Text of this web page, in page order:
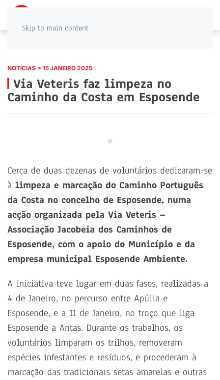
Skip to main content
NOTÍCIAS > 15 JANEIRO 2025
Via Veteris faz limpeza no
Caminho da Costa em Esposende
Cerca de duas dezenas de voluntários dedicaram-se
à limpeza e marcação do Caminho Português
da Costa no concelho de Esposende, numa
acção organizada pela Via Veteris –
Associação Jacobeia dos Caminhos de
Esposende, com o apoio do Município e da
empresa municipal Esposende Ambiente.
A iniciativa teve lugar em duas fases, realizadas a
4 de Janeiro, no percurso entre Apúlia e
Esposende, e a 11 de Janeiro, no troço que liga
Esposende a Antas. Durante os trabalhos, os
voluntários limparam os trilhos, removeram
espécies infestantes e resíduos, e procederam à
marcação das tradicionais setas amarelas e outras